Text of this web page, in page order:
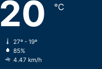
20 ℃
27º - 19º
85%
4.47 km/h